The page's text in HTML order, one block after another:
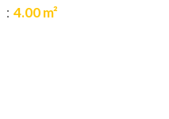
4.00 m²